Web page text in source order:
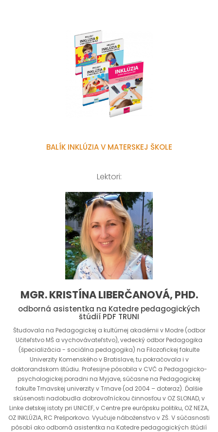
BALÍK INKLÚZIA V MATERSKEJ ŠKOLE
Lektori:
MGR. KRISTÍNA LIBERČANOVÁ, PHD.
odborná asistentka na Katedre pedagogických
štúdií PDF TRUNI
Študovala na Pedagogickej a kultúrnej akadémii v Modre (odbor
Učiteľstvo MŠ a vychovávateľstvo), vedecký odbor Pedagogika
(špecializácia - sociálna pedagogika) na Filozofickej fakulte
Univerzity Komenského v Bratislave, tu pokračovala i v
doktorandskom štúdiu. Profesijne pôsobila v CVČ a Pedagogicko-
psychologickej poradni na Myjave, súčasne na Pedagogickej
fakulte Trnavskej univerzity v Trnave (od 2004 – doteraz). Ďalšie
skúsenosti nadobudla dobrovoľníckou činnosťou v OZ SLONAD, v
Linke detskej istoty pri UNICEF, v Centre pre európsku politiku, OZ NEZA,
OZ INKLÚZIA, RC Prešporkovo. Vyučuje náboženstvo v ZŠ. V súčasnosti
pôsobí ako odborná asistentka na Katedre pedagogických štúdií